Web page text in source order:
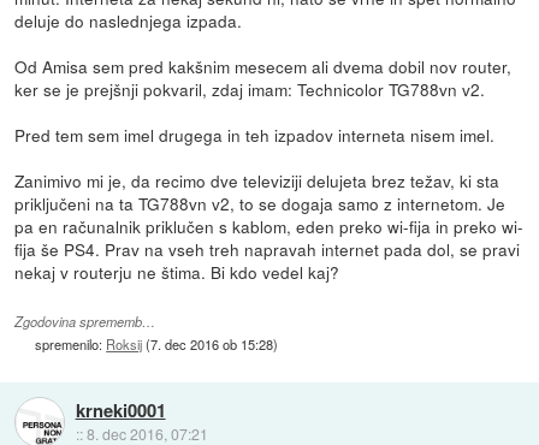
deluje do naslednjega izpada.
Od Amisa sem pred kakšnim mesecem ali dvema dobil nov router,
ker se je prejšnji pokvaril, zdaj imam: Technicolor TG788vn v2.
Pred tem sem imel drugega in teh izpadov interneta nisem imel.
Zanimivo mi je, da recimo dve televiziji delujeta brez težav, ki sta
priključeni na ta TG788vn v2, to se dogaja samo z internetom. Je
pa en računalnik priklučen s kablom, eden preko wi-fija in preko wi-
fija še PS4. Prav na vseh treh napravah internet pada dol, se pravi
nekaj v routerju ne štima. Bi kdo vedel kaj?
Zgodovina sprememb…
spremenilo: Roksij(7. dec 2016 ob 15:28)
krneki0001
::8. dec 2016, 07:21